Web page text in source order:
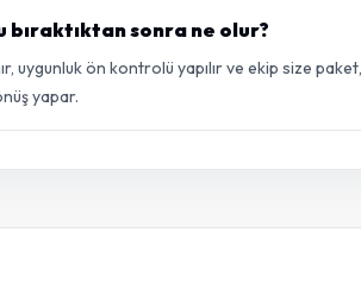
bıraktıktan sonra ne olur?
uygunluk ön kontrolü yapılır ve ekip size
yapar.